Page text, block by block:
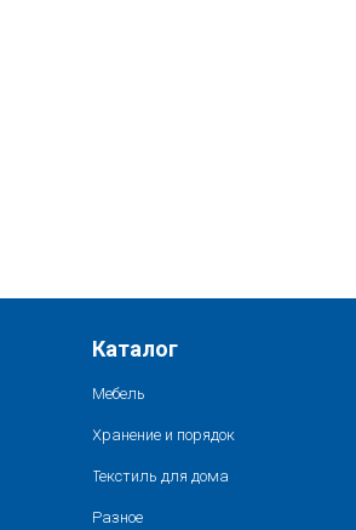
Каталог
Мебель
Хранение и порядок
Текстиль для дома
Разное